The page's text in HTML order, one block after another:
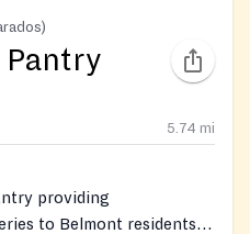
5.74 mi
providing
to Belmont residents